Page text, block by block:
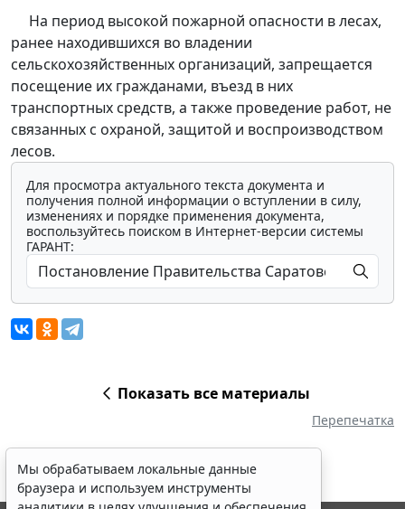
На период высокой пожарной опасности в лесах,
ранее находившихся во владении
сельскохозяйственных организаций, запрещается
посещение их гражданами, въезд в них
транспортных средств, а также проведение работ, не
связанных с охраной, защитой и воспроизводством
лесов.
Для просмотра актуального текста документа и
получения полной информации о вступлении в силу,
изменениях и порядке применения документа,
воспользуйтесь поиском в Интернет-версии системы
ГАРАНТ:
Показать все материалы
Перепечатка
Мы обрабатываем локальные данные
браузера и используем инструменты